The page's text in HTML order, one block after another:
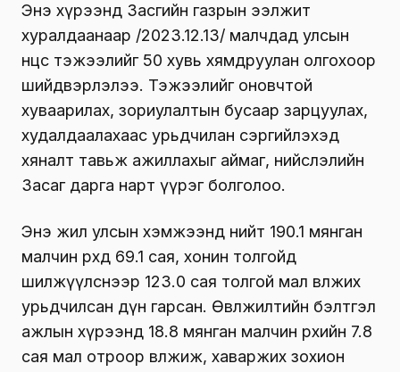
Энэ хүрээнд Засгийн газрын ээлжит
хуралдаанаар /2023.12.13/ малчдад улсын
нөөцөөс тэжээлийг 50 хувь хямдруулан олгохоор
шийдвэрлэлээ. Тэжээлийг оновчтой
хуваарилах, зориулалтын бусаар зарцуулах,
худалдаалахаас урьдчилан сэргийлэхэд
хяналт тавьж ажиллахыг аймаг, нийслэлийн
Засаг дарга нарт үүрэг болголоо.
Энэ жил улсын хэмжээнд нийт 190.1 мянган
малчин өрхөд 69.1 сая, хонин толгойд
шилжүүлснээр 123.0 сая толгой мал өвөлжих
урьдчилсан дүн гарсан. Өвөлжилтийн бэлтгэл
ажлын хүрээнд 18.8 мянган малчин өрхийн 7.8
сая мал отроор өвөлжиж, хаваржих зохион